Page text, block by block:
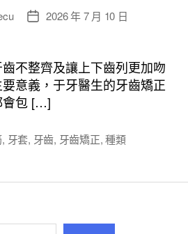
文
佈
日
期
2026 年 7 月 10 日
不整齊及讓上下齒列更加吻
意義，于牙醫生的牙齒矯正
會包 […]
, 牙套, 牙齒, 牙齒矯正,種類